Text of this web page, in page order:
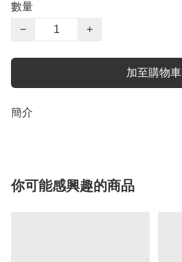
數量
−
+
加至購物車
簡介
你可能感興趣的商品